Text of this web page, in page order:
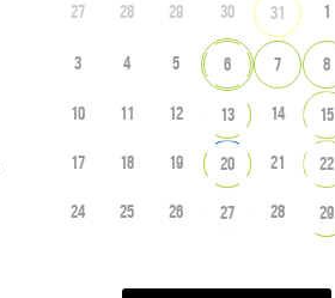
27 28 29 30 31 1
3 4 5 6 7 8
10 11 12 13 14 15
17 18 19 20 21 22
24 25 26 27 28 29